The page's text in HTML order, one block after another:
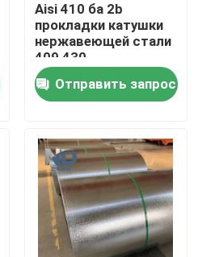
Aisi 410 ба 2b
прокладки катушки
нержавеющей стали
409 430
горячекатаный
Отправить запрос